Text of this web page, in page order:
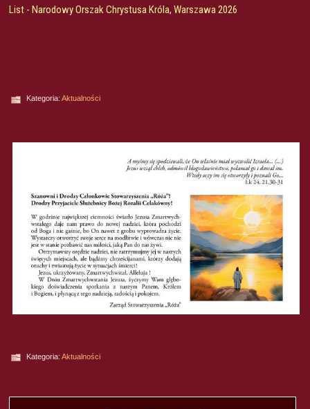
List - Narodowy Orszak Chrystusa Króla, Warszawa 2026
Kategoria: Aktualności
Kategoria: Aktualności